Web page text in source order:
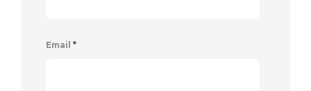
Email *